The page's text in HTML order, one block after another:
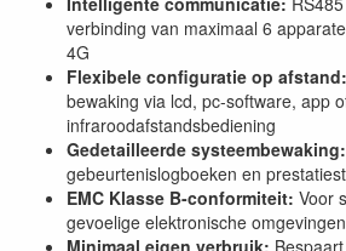
verbinding van maximaal 6
4G
Flexibele configuratie op afstand:
bewaking via lcd, pc-software, app
infraroodafstandsbediening
Gedetailleerde systeembewaking:
gebeurtenislogboeken en
EMC Klasse B-conformiteit: Voor
gevoelige elektronische omgevingen